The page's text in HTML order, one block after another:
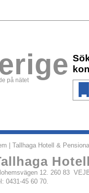
på nätet
| Tallhaga Hotell &
12. 260 83
0431-45 60 70.